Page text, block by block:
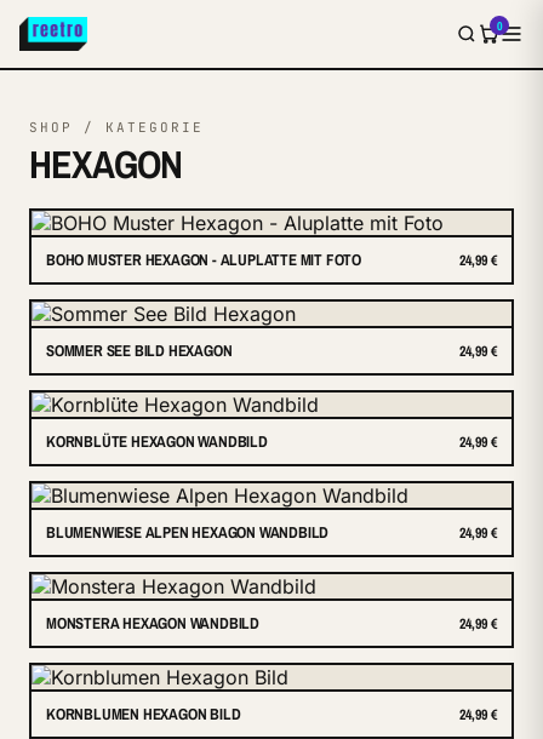
0
SHOP / KATEGORIE
HEXAGON
BOHO MUSTER HEXAGON - ALUPLATTE MIT FOTO 24,99 €
SOMMER SEE BILD HEXAGON 24,99 €
KORNBLÜTE HEXAGON WANDBILD 24,99 €
BLUMENWIESE ALPEN HEXAGON WANDBILD 24,99 €
MONSTERA HEXAGON WANDBILD 24,99 €
KORNBLUMEN HEXAGON BILD 24,99 €